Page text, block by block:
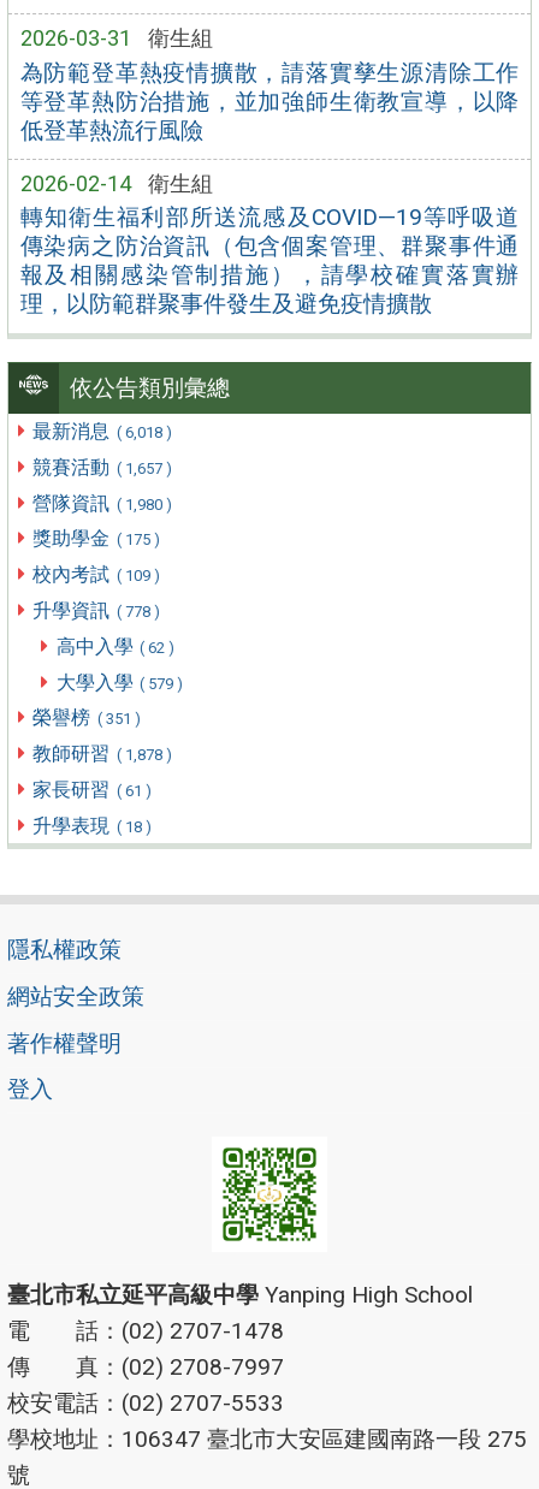
2026-03-31 衛生組
為防範登革熱疫情擴散，請落實孳生源清除工作
等登革熱防治措施，並加強師生衛教宣導，以降
低登革熱流行風險
2026-02-14 衛生組
轉知衛生福利部所送流感及COVID—19等呼吸道
傳染病之防治資訊（包含個案管理、群聚事件通
報及相關感染管制措施），請學校確實落實辦
理，以防範群聚事件發生及避免疫情擴散
依公告類別彙總
最新消息 ( 6,018 )
競賽活動 ( 1,657 )
營隊資訊 ( 1,980 )
獎助學金 ( 175 )
校內考試 ( 109 )
升學資訊 ( 778 )
高中入學 ( 62 )
大學入學 ( 579 )
榮譽榜 ( 351 )
教師研習 ( 1,878 )
家長研習 ( 61 )
升學表現 ( 18 )
隱私權政策
網站安全政策
著作權聲明
登入
臺北市私立延平高級中學 Yanping High School
電 話：(02) 2707-1478
傳 真：(02) 2708-7997
校安電話：(02) 2707-5533
學校地址：106347 臺北市大安區建國南路一段 275
號